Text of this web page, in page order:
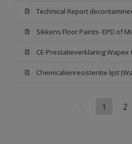
CE-Prestatieverklaring Wapex
Chemicaliënresistentie lijst
1 2